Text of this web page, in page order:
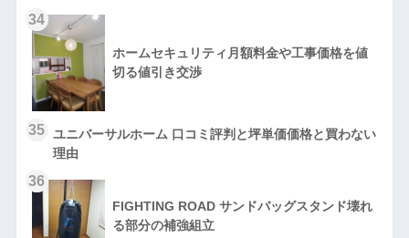
34
ホームセキュリティ月額料金や工事価格を値
切る値引き交渉
35 ユニバーサルホーム 口コミ評判と坪単価価格と買わない
理由
36
FIGHTING ROAD サンドバッグスタンド壊れ
る部分の補強組立